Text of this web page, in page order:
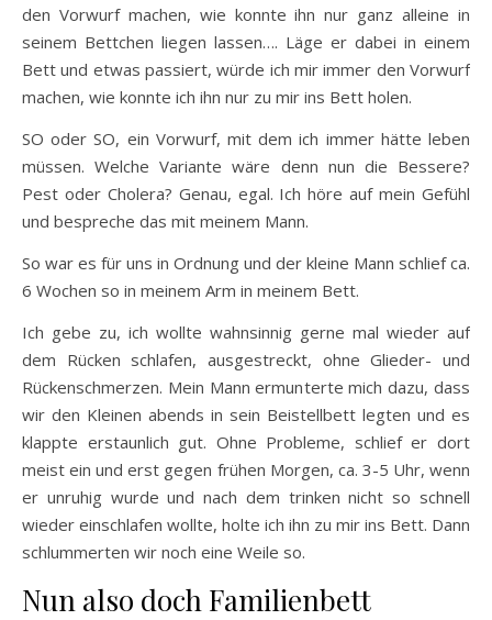
den Vorwurf machen, wie konnte ihn nur ganz alleine in
seinem Bettchen liegen lassen…. Läge er dabei in einem
Bett und etwas passiert, würde ich mir immer den Vorwurf
machen, wie konnte ich ihn nur zu mir ins Bett holen.
SO oder SO, ein Vorwurf, mit dem ich immer hätte leben
müssen. Welche Variante wäre denn nun die Bessere?
Pest oder Cholera? Genau, egal. Ich höre auf mein Gefühl
und bespreche das mit meinem Mann.
So war es für uns in Ordnung und der kleine Mann schlief ca.
6 Wochen so in meinem Arm in meinem Bett.
Ich gebe zu, ich wollte wahnsinnig gerne mal wieder auf
dem Rücken schlafen, ausgestreckt, ohne Glieder- und
Rückenschmerzen. Mein Mann ermunterte mich dazu, dass
wir den Kleinen abends in sein Beistellbett legten und es
klappte erstaunlich gut. Ohne Probleme, schlief er dort
meist ein und erst gegen frühen Morgen, ca. 3-5 Uhr, wenn
er unruhig wurde und nach dem trinken nicht so schnell
wieder einschlafen wollte, holte ich ihn zu mir ins Bett. Dann
schlummerten wir noch eine Weile so.
Nun also doch Familienbett